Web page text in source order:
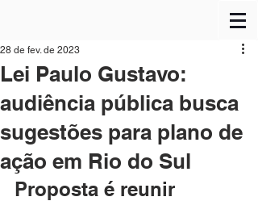
Lei Paulo Gustavo:
audiência pública busca
sugestões para plano de
ação em Rio do Sul
28 de fev. de 2023
Proposta é reunir